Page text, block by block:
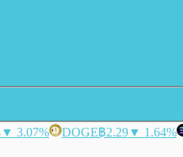
▼ 3.07% DOGE฿2.29▼ 1.64%